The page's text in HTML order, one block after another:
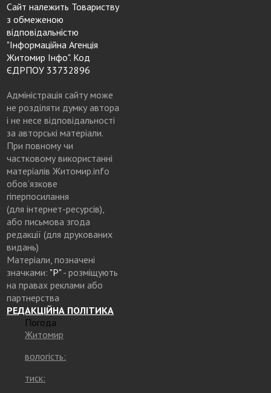
Сайт належить Товариству
з обмеженою
відповідальністю
"Інформаційна Агенція
Житомир Інфо". Код
ЄДРПОУ 33732896
Адміністрація сайту може
не розділяти думку автора
і не несе відповідальності
за авторські матеріали.
При повному чи
частковому використанні
матеріалів Житомир.info
обов’язкове
гіперпосилання
(для інтернет-ресурсів),
або письмова згода
редакції (для друкованих
видань)
Матеріали, позначені
значками: "Р"- розміщують
на правах реклами або
партнерства
РЕДАКЦІЙНА ПОЛІТИКА
Погода
Житомир
вологість:
тиск: